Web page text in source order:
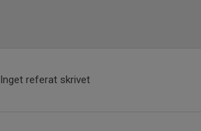
Inget referat skrivet